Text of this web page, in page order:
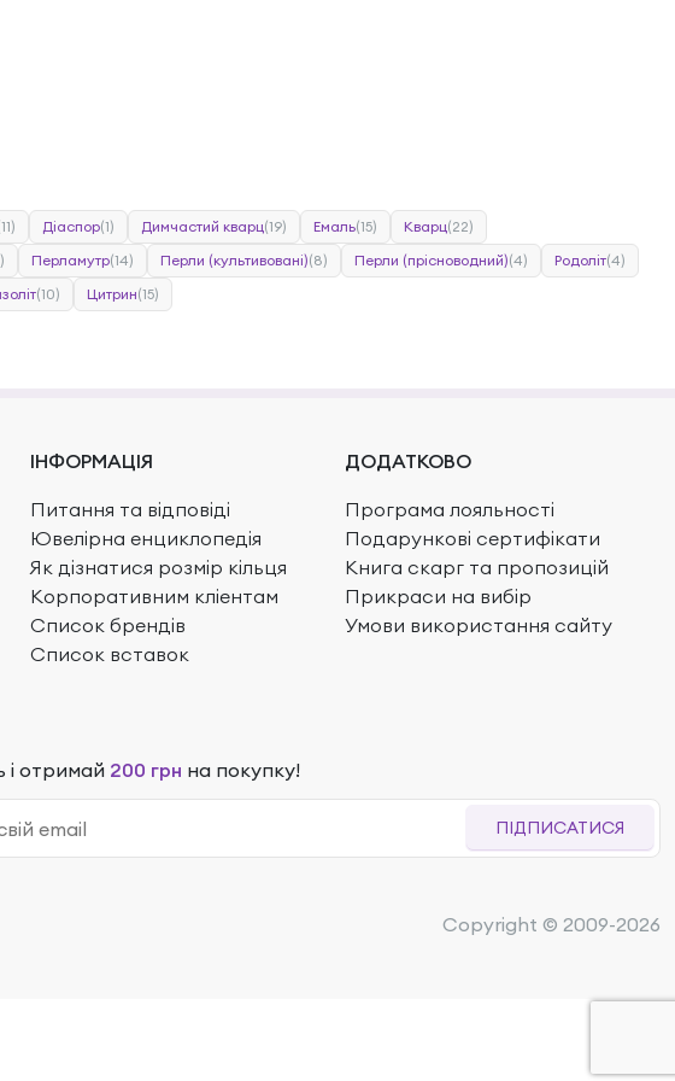
Діаспор(1) Димчастий кварц(19) Емаль(15) Кварц(22)
Перламутр(14) Перли (культивовані)(8) Перли (прісноводний)(4) Родоліт(4)
(10) Цитрин(15)
ІНФОРМАЦІЯ
Питання та відповіді
Ювелірна енциклопедія
Як дізнатися розмір кільця
Корпоративним кліентам
Список брендів
Список вставок
ДОДАТКОВО
Програма лояльності
Подарункові сертифікати
Книга скарг та пропозицій
Прикраси на вибір
Умови використання сайту
і отримай 200 грн на покупку!
ПІДПИСАТИСЯ
Copyright © 2009-2026